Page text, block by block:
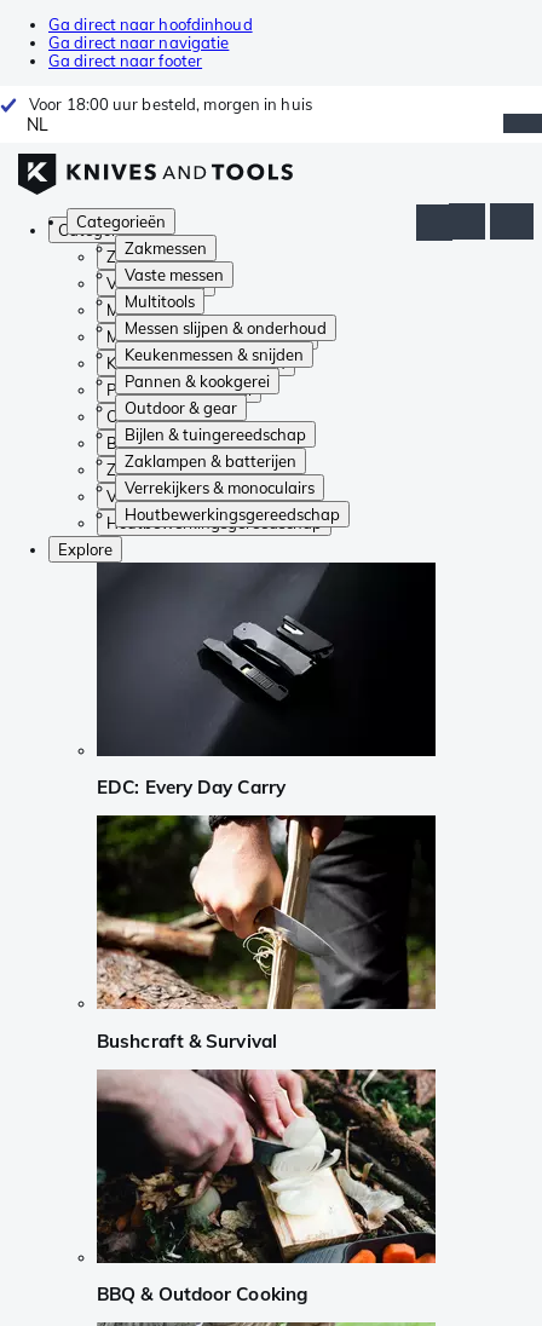
Ga direct naar hoofdinhoud
Ga direct naar navigatie
Ga direct naar footer
Voor 18:00 uur besteld, morgen in huis
NL
Categorieën
Zakmessen
Vaste messen
Multitools
Messen slijpen & onderhoud
Keukenmessen & snijden
Pannen & kookgerei
Outdoor & gear
Bijlen & tuingereedschap
Zaklampen & batterijen
Verrekijkers & monoculairs
Houtbewerkingsgereedschap
Categorieën
Zakmessen
Vaste messen
Multitools
Messen slijpen & onderhoud
Keukenmessen & snijden
Pannen & kookgerei
Outdoor & gear
Bijlen & tuingereedschap
Zaklampen & batterijen
Verrekijkers & monoculairs
Houtbewerkingsgereedschap
Explore
EDC: Every Day Carry
Bushcraft & Survival
BBQ & Outdoor Cooking